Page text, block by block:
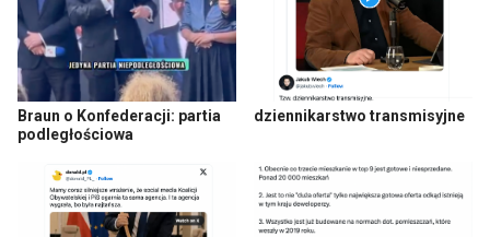
Braun o Konfederacji: partia
podległościowa
dziennikarstwo transmisyjne